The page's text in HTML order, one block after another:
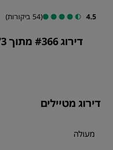
4.5 (54 ביקורות)
דירוג #366 מתוך 1573 מלונות ב-רומא
דירוג מטיילים
מעולה